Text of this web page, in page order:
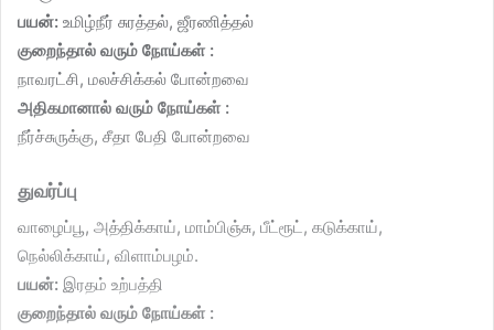
பயன்: உமிழ்நீர் சுரத்தல், ஜீரணித்தல்
குறைந்தால் வரும் நோய்கள் :
நாவரட்சி, மலச்சிக்கல் போன்றவை
அதிகமானால் வரும் நோய்கள் :
நீர்ச்சுருக்கு, சீதா பேதி போன்றவை
துவர்ப்பு
வாழைப்பூ, அத்திக்காய், மாம்பிஞ்சு, பீட்ரூட், கடுக்காய்,
நெல்லிக்காய், விளாம்பழம்.
பயன்: இரதம் உற்பத்தி
குறைந்தால் வரும் நோய்கள் :